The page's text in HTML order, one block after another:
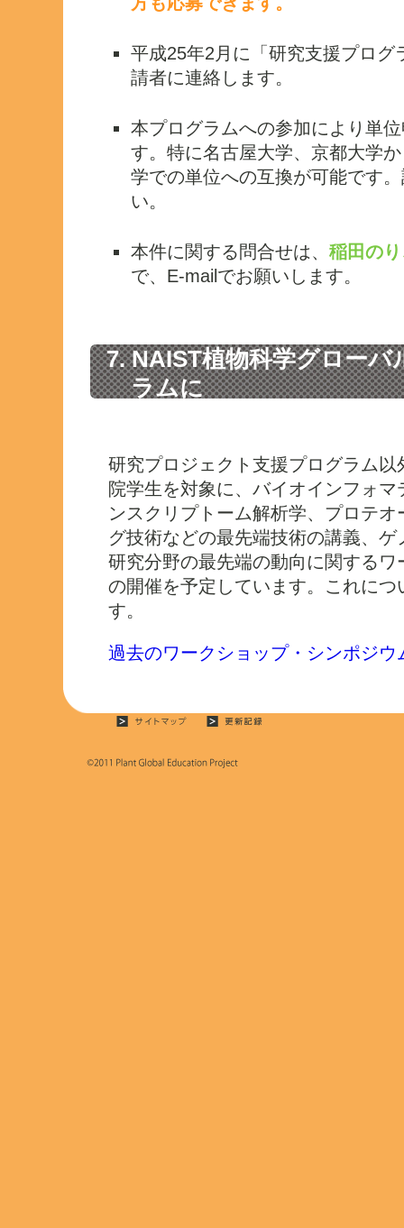
平成25年2月に「研究支援プロ
請者に連絡します。
本プログラムへの参加により単
す。特に名古屋大学、京都大学
学での単位への互換が可能です
い。
本件に関する問合せは、 稲田の
で、E-mailでお願いします。
7. NAIST植物科学グロー
ラムに
研究プロジェクト支援プログラム
院学生を対象に、バイオインフォ
ンスクリプトーム解析学、プロテ
グ技術などの最先端技術の講義、
研究分野の最先端の動向に関する
の開催を予定しています。これに
す。
過去のワークショップ・シンポジウ